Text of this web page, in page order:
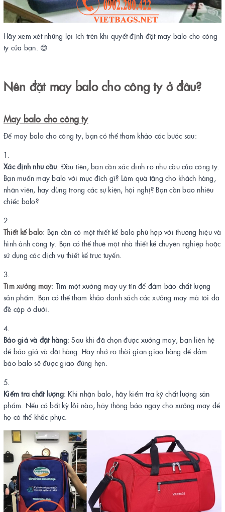
Hãy xem xét những lợi ích trên khi quyết định đặt may balo cho công
ty của bạn. 😊
Nên đặt may balo cho công ty ở đâu?
May balo cho công ty
Để may balo cho công ty, bạn có thể tham khảo các bước sau:
Xác định nhu cầu: Đầu tiên, bạn cần xác định rõ nhu cầu của công ty.
Bạn muốn may balo với mục đích gì? Làm quà tặng cho khách hàng,
nhân viên, hay dùng trong các sự kiện, hội nghị? Bạn cần bao nhiêu
chiếc balo?
Thiết kế balo: Bạn cần có một thiết kế balo phù hợp với thương hiệu và
hình ảnh công ty. Bạn có thể thuê một nhà thiết kế chuyên nghiệp hoặc
sử dụng các dịch vụ thiết kế trực tuyến.
Tìm xưởng may: Tìm một xưởng may uy tín để đảm bảo chất lượng
sản phẩm. Bạn có thể tham khảo danh sách các xưởng may mà tôi đã
đề cập ở dưới.
Báo giá và đặt hàng: Sau khi đã chọn được xưởng may, bạn liên hệ
để báo giá và đặt hàng. Hãy nhớ rõ thời gian giao hàng để đảm
bảo balo sẽ được giao đúng hẹn.
Kiểm tra chất lượng: Khi nhận balo, hãy kiểm tra kỹ chất lượng sản
phẩm. Nếu có bất kỳ lỗi nào, hãy thông báo ngay cho xưởng may để
họ có thể khắc phục.